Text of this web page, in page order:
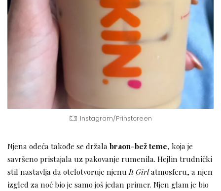
Instagram/Prinstcreen
Njena odeća takođe se držala braon-bež teme, koja je
savršeno pristajala uz pakovanje rumenila. Hejlin trudnički
stil nastavlja da otelotvoruje njenu It Girlatmosferu, a njen
izgled za noć bio je samo još jedan primer. Njen glam je bio